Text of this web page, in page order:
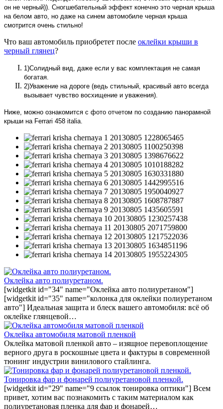
он не черный)). Сногшебательный эффект конечно это черная крыша
на белом авто, но даже на синем автомобиле черная крыша
смотрится очень стильно!
Что ваш автомобиль приобретет после оклейки крыши в
черный глянец?
1)Солидный вид, даже если у вас комплектация не самая
богатая.
2)Уважение на дороге (ведь стильный, красивый авто всегда
вызывает чувство восхищение и уважения).
Ниже, можно ознакомится с фото отчетом по созданию панорамной
крыши на Ferrari 458 italia.
Оклейка авто полиуретаном.
[widgetkit id="34" name="Оклейка авто полиуретаном"]
[widgetkit id="35" name="колонка для оклейки полиуретаном
авто"] Идеальная защита и блеск вашего автомобиля: всё об
оклейке глянцевой…
Оклейка автомобиля матовой пленкой
Оклейка матовой пленкой авто – изящное перевоплощение
верного друга в роскошные цвета и фактуры в современной
тюнинг индустрии винилового стайлинга.
Тонировка фар и фонарей полиуретановой пленкой.
[widgetkit id="29" name="9 ссылок тонировка оптики"] Всем
привет, хотим вас познакомить с таким материалом как
полиуретановая пленка для фар и фонарей…